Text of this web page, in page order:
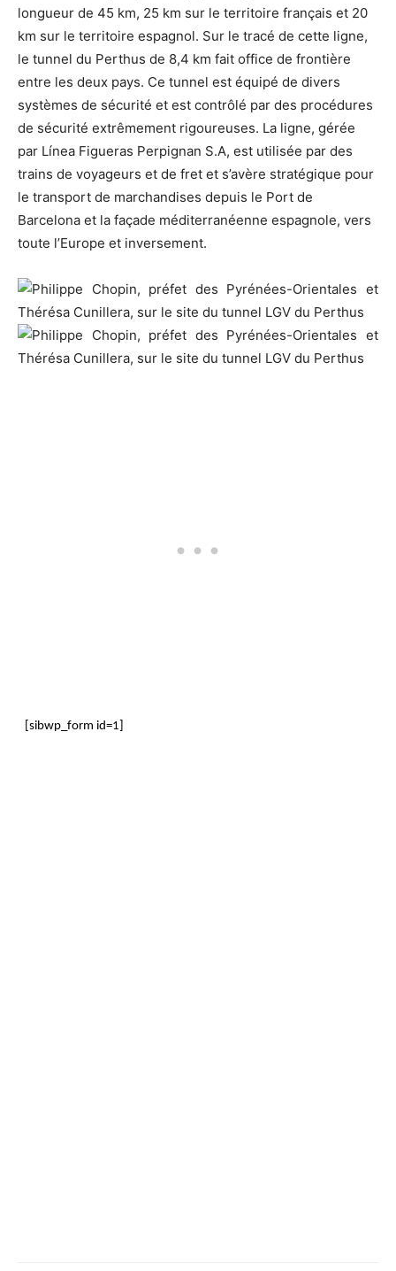
longueur de 45 km, 25 km sur le territoire français et 20
km sur le territoire espagnol. Sur le tracé de cette ligne,
le tunnel du Perthus de 8,4 km fait office de frontière
entre les deux pays. Ce tunnel est équipé de divers
systèmes de sécurité et est contrôlé par des procédures
de sécurité extrêmement rigoureuses. La ligne, gérée
par Línea Figueras Perpignan S.A, est utilisée par des
trains de voyageurs et de fret et s’avère stratégique pour
le transport de marchandises depuis le Port de
Barcelona et la façade méditerranéenne espagnole, vers
toute l’Europe et inversement.
[sibwp_form id=1]